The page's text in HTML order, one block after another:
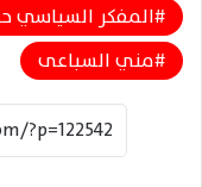
المفكر السياسي
مني السباعى